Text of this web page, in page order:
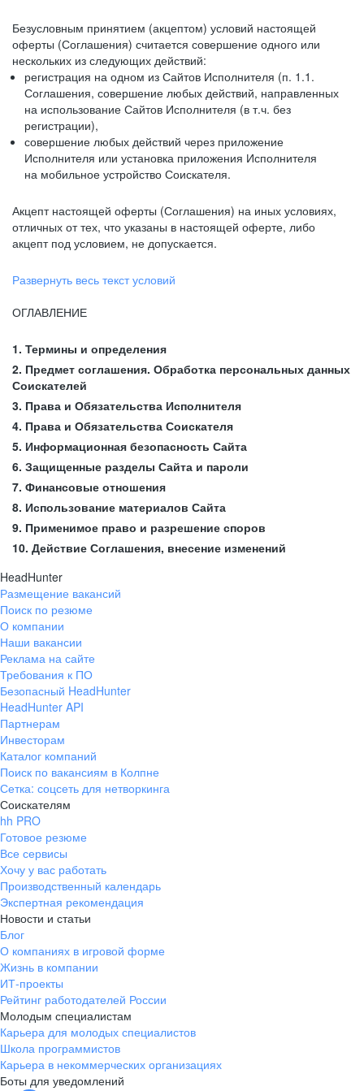
Безусловным принятием (акцептом) условий настоящей
оферты (Соглашения) считается совершение одного или
нескольких из следующих действий:
регистрация на одном из Сайтов Исполнителя (п. 1.1.
Соглашения, совершение любых действий, направленных
на использование Сайтов Исполнителя (в т.ч. без
регистрации),
совершение любых действий через приложение
Исполнителя или установка приложения Исполнителя
на мобильное устройство Соискателя.
Акцепт настоящей оферты (Соглашения) на иных условиях,
отличных от тех, что указаны в настоящей оферте, либо
акцепт под условием, не допускается.
Развернуть весь текст условий
ОГЛАВЛЕНИЕ
1. Термины и определения
2. Предмет соглашения. Обработка персональных данных
Соискателей
3. Права и Обязательства Исполнителя
4. Права и Обязательства Соискателя
5. Информационная безопасность Сайта
6. Защищенные разделы Сайта и пароли
7. Финансовые отношения
8. Использование материалов Сайта
9. Применимое право и разрешение споров
10. Действие Соглашения, внесение изменений
HeadHunter
Размещение вакансий
Поиск по резюме
О компании
Наши вакансии
Реклама на сайте
Требования к ПО
Безопасный HeadHunter
HeadHunter API
Партнерам
Инвесторам
Каталог компаний
Поиск по вакансиям в Колпне
Сетка: соцсеть для нетворкинга
Соискателям
hh PRO
Готовое резюме
Все сервисы
Хочу у вас работать
Производственный календарь
Экспертная рекомендация
Новости и статьи
Блог
О компаниях в игровой форме
Жизнь в компании
ИТ-проекты
Рейтинг работодателей России
Молодым специалистам
Карьера для молодых специалистов
Школа программистов
Карьера в некоммерческих организациях
Боты для уведомлений